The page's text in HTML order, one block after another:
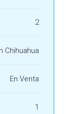
2
Chihuahua
En Venta
1